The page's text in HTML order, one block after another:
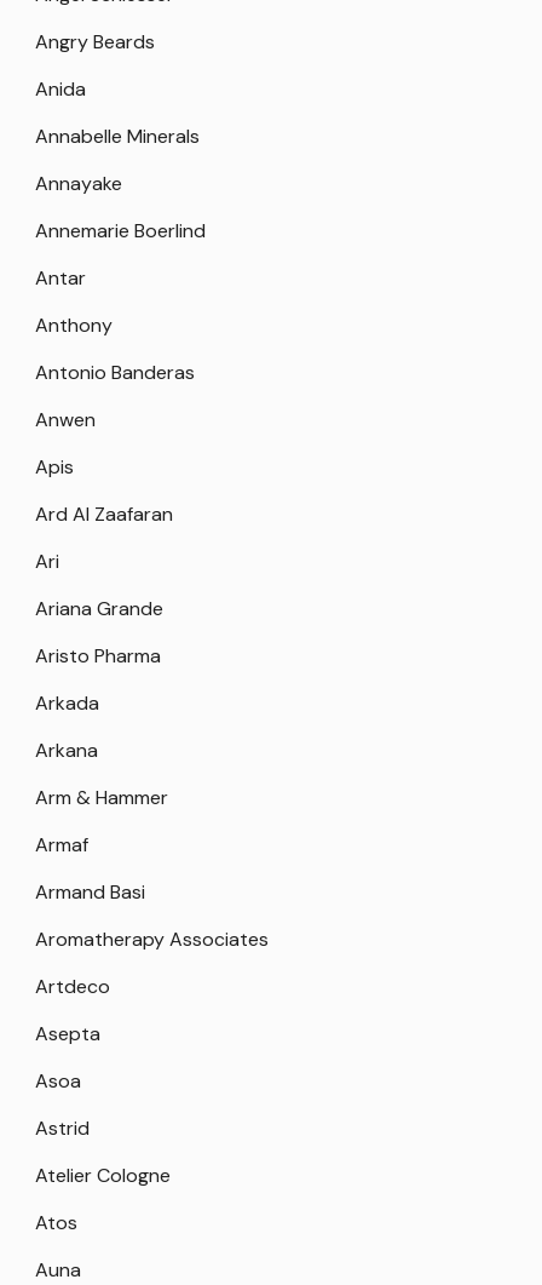
Angry Beards
Anida
Annabelle Minerals
Annayake
Annemarie Boerlind
Antar
Anthony
Antonio Banderas
Anwen
Apis
Ard Al Zaafaran
Ari
Ariana Grande
Aristo Pharma
Arkada
Arkana
Arm & Hammer
Armaf
Armand Basi
Aromatherapy Associates
Artdeco
Asepta
Asoa
Astrid
Atelier Cologne
Atos
Auna